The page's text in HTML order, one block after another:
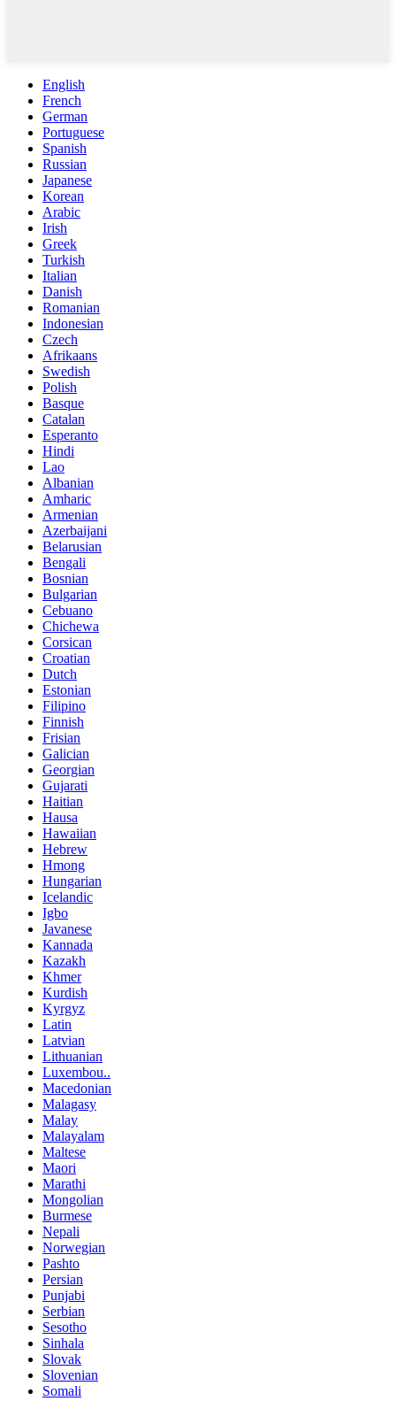
English
French
German
Portuguese
Spanish
Russian
Japanese
Korean
Arabic
Irish
Greek
Turkish
Italian
Danish
Romanian
Indonesian
Czech
Afrikaans
Swedish
Polish
Basque
Catalan
Esperanto
Hindi
Lao
Albanian
Amharic
Armenian
Azerbaijani
Belarusian
Bengali
Bosnian
Bulgarian
Cebuano
Chichewa
Corsican
Croatian
Dutch
Estonian
Filipino
Finnish
Frisian
Galician
Georgian
Gujarati
Haitian
Hausa
Hawaiian
Hebrew
Hmong
Hungarian
Icelandic
Igbo
Javanese
Kannada
Kazakh
Khmer
Kurdish
Kyrgyz
Latin
Latvian
Lithuanian
Luxembou..
Macedonian
Malagasy
Malay
Malayalam
Maltese
Maori
Marathi
Mongolian
Burmese
Nepali
Norwegian
Pashto
Persian
Punjabi
Serbian
Sesotho
Sinhala
Slovak
Slovenian
Somali